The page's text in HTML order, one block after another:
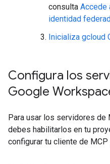
consulta Accede
identidad
Inicializa gcloud
Configura los
Google
Para usar los servidores de
debes habilitarlos en tu
configurar tu cliente de